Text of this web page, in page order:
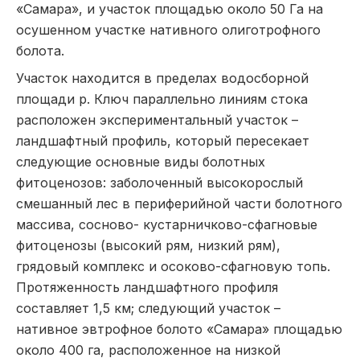
«Самара», и участок площадью около 50 Га на
осушенном участке нативного олиготрофного
болота.
Участок находится в пределах водосборной
площади р. Ключ параллельно линиям стока
расположен экспериментальный участок –
ландшафтный профиль, который пересекает
следующие основные виды болотных
фитоценозов: заболоченный высокорослый
смешанный лес в периферийной части болотного
массива, сосново- кустарничково-сфагновые
фитоценозы (высокий рям, низкий рям),
грядовый комплекс и осоково-сфагновую топь.
Протяженность ландшафтного профиля
составляет 1,5 км; следующий участок –
нативное эвтрофное болото «Самара» площадью
около 400 га, расположенное на низкой